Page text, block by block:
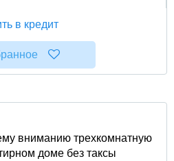
в кредит
вниманию трехкомнатную
доме без таксы